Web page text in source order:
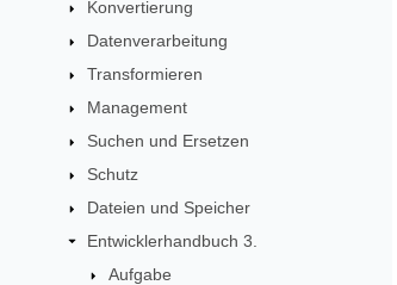
Konvertierung
Datenverarbeitung
Transformieren
Management
Suchen und Ersetzen
Schutz
Dateien und Speicher
Entwicklerhandbuch 3.
Aufgabe